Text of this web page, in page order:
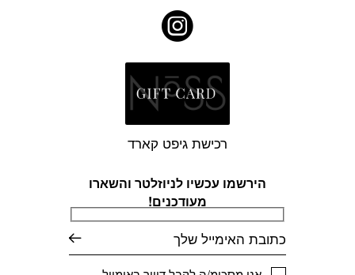
הירשמו עכשיו לניוזלטר והשארו
מעודכנים!
רכישת גיפט קארד